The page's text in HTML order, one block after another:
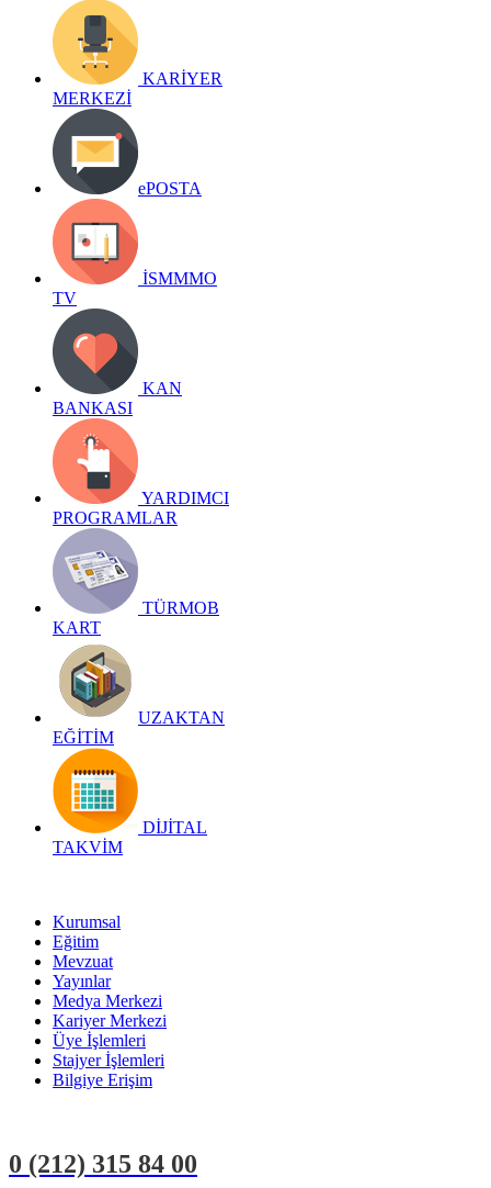
KARİYER
MERKEZİ
ePOSTA
İSMMMO
TV
KAN
BANKASI
YARDIMCI
PROGRAMLAR
TÜRMOB
KART
UZAKTAN
EĞİTİM
DİJİTAL
TAKVİM
Kurumsal
Eğitim
Mevzuat
Yayınlar
Medya Merkezi
Kariyer Merkezi
Üye İşlemleri
Stajyer İşlemleri
Bilgiye Erişim
0 (212) 315 84 00